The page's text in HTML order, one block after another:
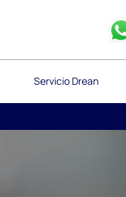
Servicio Drean